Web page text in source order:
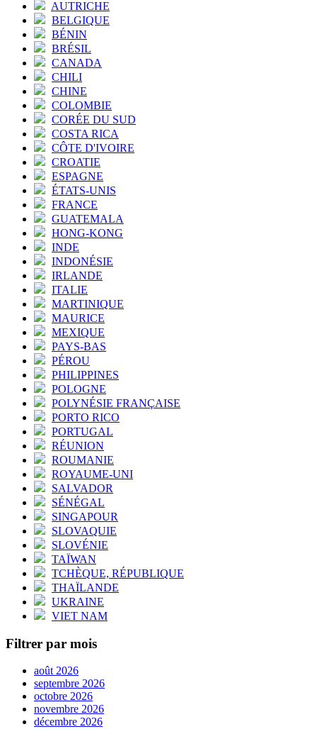
AUTRICHE
BELGIQUE
BÉNIN
BRÉSIL
CANADA
CHILI
CHINE
COLOMBIE
CORÉE DU SUD
COSTA RICA
CÔTE D'IVOIRE
CROATIE
ESPAGNE
ÉTATS-UNIS
FRANCE
GUATEMALA
HONG-KONG
INDE
INDONÉSIE
IRLANDE
ITALIE
MARTINIQUE
MAURICE
MEXIQUE
PAYS-BAS
PÉROU
PHILIPPINES
POLOGNE
POLYNÉSIE FRANÇAISE
PORTO RICO
PORTUGAL
RÉUNION
ROUMANIE
ROYAUME-UNI
SALVADOR
SÉNÉGAL
SINGAPOUR
SLOVAQUIE
SLOVÉNIE
TAÏWAN
TCHÈQUE, RÉPUBLIQUE
THAÏLANDE
UKRAINE
VIET NAM
Filtrer par mois
août 2026
septembre 2026
octobre 2026
novembre 2026
décembre 2026